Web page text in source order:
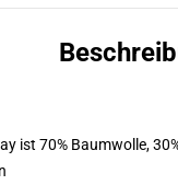
ist 70% Baumwolle,